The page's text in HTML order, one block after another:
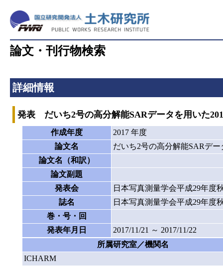
論文・刊行物検索
詳細情報
発表 だいち2号の高分解能SARデータを用いた
作成年度
2017 年度
論文名
だいち2号の高分解能SARデ
論文名（和訳）
論文副題
発表会
日本写真測量学会平成29年度
誌名
日本写真測量学会平成29年度
巻・号・回
発表年月日
2017/11/21 ～ 2017/11/22
所属研究室／機関名
ICHARM